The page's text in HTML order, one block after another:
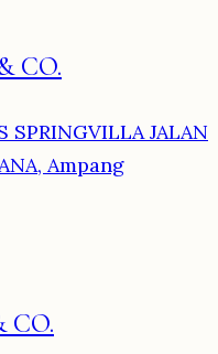
CO.
SPRINGVILLA JALAN
Ampang